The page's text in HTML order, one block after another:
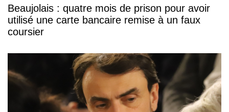
Beaujolais : quatre mois de prison pour avoir
utilisé une carte bancaire remise à un faux
coursier